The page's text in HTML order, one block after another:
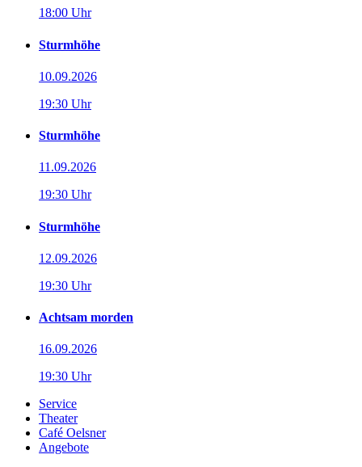
18:00 Uhr
Sturmhöhe
10.09.2026
19:30 Uhr
Sturmhöhe
11.09.2026
19:30 Uhr
Sturmhöhe
12.09.2026
19:30 Uhr
Achtsam morden
16.09.2026
19:30 Uhr
Service
Theater
Café Oelsner
Angebote